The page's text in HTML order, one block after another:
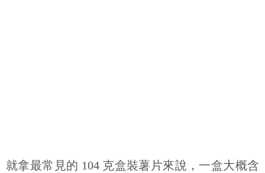
就拿最常見的 104 克盒裝薯片來說，一盒大概含